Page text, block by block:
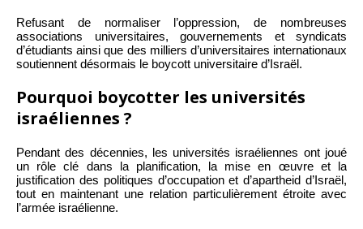
Refusant de normaliser l’oppression, de nombreuses
associations universitaires, gouvernements et syndicats
d’étudiants ainsi que des milliers d’universitaires internationaux
soutiennent désormais le boycott universitaire d’Israël.
Pourquoi boycotter les universités
israéliennes ?
Pendant des décennies, les universités israéliennes ont joué
un rôle clé dans la planification, la mise en œuvre et la
justification des politiques d’occupation et d’apartheid d’Israël,
tout en maintenant une relation particulièrement étroite avec
l’armée israélienne.